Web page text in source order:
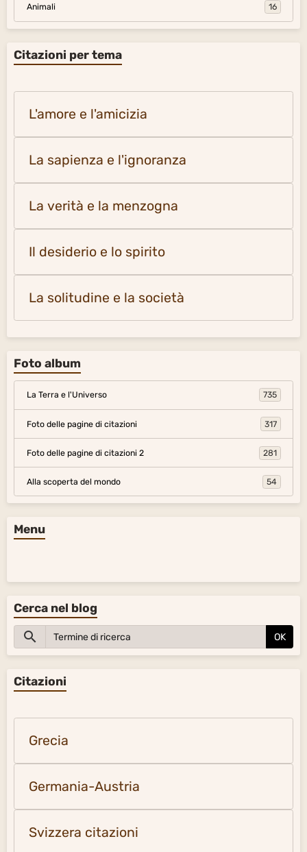
Animali 16
Citazioni per tema
L'amore e l'amicizia
La sapienza e l'ignoranza
La verità e la menzogna
Il desiderio e lo spirito
La solitudine e la società
Foto album
La Terra e l'Universo 735
Foto delle pagine di citazioni 317
Foto delle pagine di citazioni 2 281
Alla scoperta del mondo 54
Menu
Cerca nel blog
OK
Citazioni
Grecia
Germania-Austria
Svizzera citazioni